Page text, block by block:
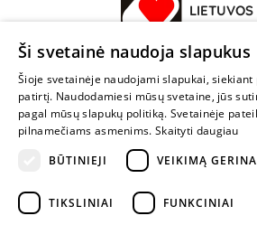
LIETUVOS
ŽAISTI
+370 600 84088
info@fantazijos.lt
Ši svetainė naudoja slapukus
Šioje svetainėje naudojami slapukai,
patirtį. Naudodamiesi mūsų svetaine, jūs
pagal mūsų slapukų politiką. Svetainėje
pilnamečiams asmenims. Skaityti daugiau
BŪTINIEJI
VEIKIMĄ
TIKSLINIAI FUNKCINIAI